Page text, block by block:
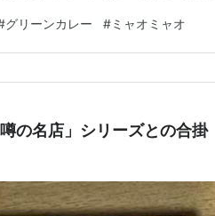
イ料理 ミャオミャオ - 幡ケ谷/タイ料
グリーンカレー #ミャオミャオ
の名店」シリーズとの合掛